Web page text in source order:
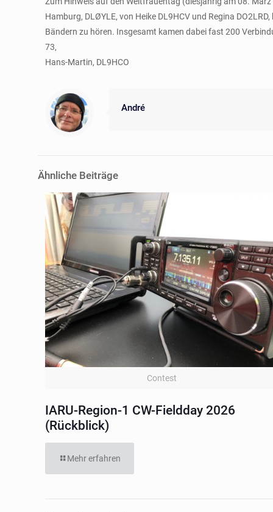
Hamburg, DLØYLE, von Heike DL9HCV und Regina
Bändern zu hören. Insgesamt kamen dabei fast 200
73,
Hans-Martin, DL9HCO
André
Ähnliche Beiträge
Contest
IARU-Region-1 CW-Fieldday 2026
(Rückblick)
Mehr erfahren